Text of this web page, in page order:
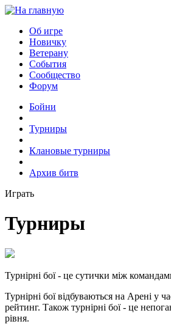
Об игре
Новичку
Ветерану
События
Сообщество
Форум
Бойни
Турниры
Клановые турниры
Архив битв
Играть
Турниры
Турнірні бої - це сутички між
Турнірні бої відбуваються на Арені у
рейтинг. Також турнірні бої - це
рівня.